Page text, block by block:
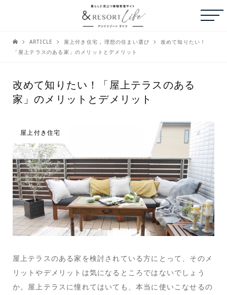
ARTICLE 屋上付き住宅 , 理想の住まい選び
改めて知りたい！
「屋上テラスのある家」のメリットとデメリット
改めて知りたい！「屋上テラスのある
家」のメリットとデメリット
屋上付き住宅
屋上テラスのある家を検討されている方にとって、そのメ
リットやデメリットは気になるところではないでしょう
か。屋上テラスに憧れてはいても、本当に使いこなせるの